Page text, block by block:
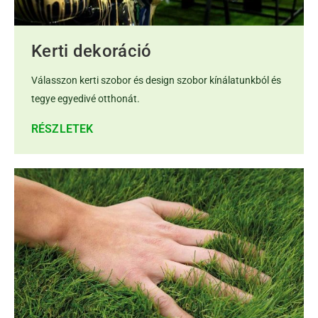
Kerti dekoráció
Válasszon kerti szobor és design szobor kínálatunkból és
tegye egyedivé otthonát.
RÉSZLETEK